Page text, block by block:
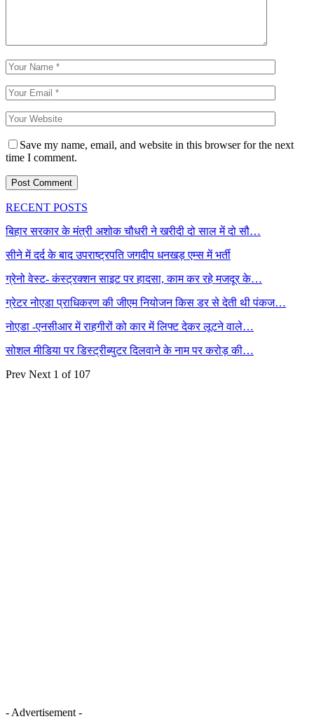
Save my name, email, and website in this browser for the next
time I comment.
RECENT POSTS
बिहार सरकार के मंत्री अशोक चौधरी ने खरीदी दो साल में दो सौ…
सीने में दर्द के बाद उपराष्ट्रपति जगदीप धनखड़ एम्स में भर्ती
ग्रेनो वेस्ट- कंस्ट्रक्शन साइट पर हादसा, काम कर रहे मजदूर के…
ग्रेटर नोएडा प्राधिकरण की जीएम नियोजन किस डर से देती थी पंकज…
नोएडा -एनसीआर में राहगीरों को कार में लिफ्ट देकर लूटने वाले…
सोशल मीडिया पर डिस्ट्रीब्युटर दिलवाने के नाम पर करोड़ की…
Prev Next 1 of 107
- Advertisement -